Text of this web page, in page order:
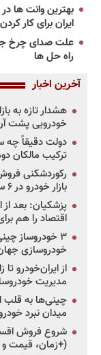
ایران برای کار کردن
علت صدای چرخ
راه حل ها
آخرین اخبار
هشدار تازه به
خودرویی پشت
دولت دقیقاً چه
ترکیب مالکان
رکوردشکنی
بازار خودرو در ۶ سال اخیر
پزشکیان: بعد از
اقتصاد را هم
خودروسازی
از ایران‌خودرو
مدیریت
میدان نبرد
(+زمان، قیمت